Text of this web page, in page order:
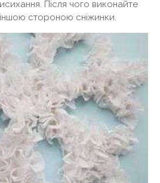
Після чого виконайте
іншою стороною сніжинки.